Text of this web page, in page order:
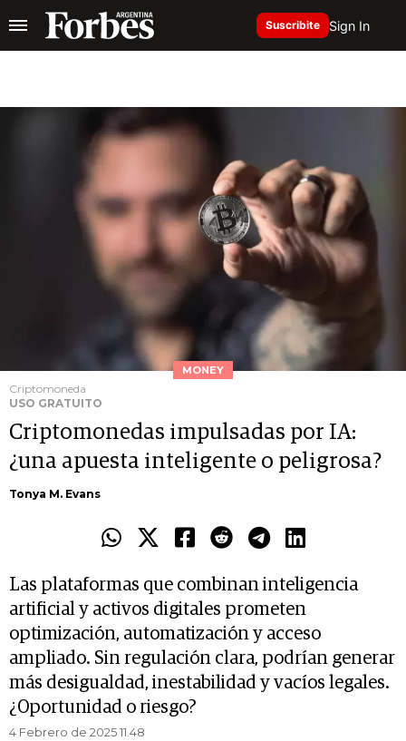
Suscribite Sign In
MONEY
Criptomoneda
USO GRATUITO
Criptomonedas impulsadas por IA:
¿una apuesta inteligente o peligrosa?
Tonya M. Evans
Las plataformas que combinan inteligencia
artificial y activos digitales prometen
optimización, automatización y acceso
ampliado. Sin regulación clara, podrían generar
más desigualdad, inestabilidad y vacíos legales.
¿Oportunidad o riesgo?
4 Febrero de 2025 11.48